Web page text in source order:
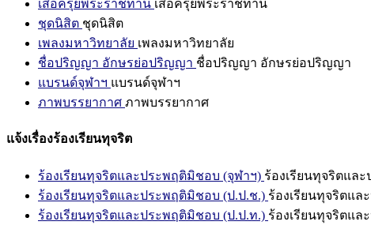
เสื้อครุยพระราชทาน เสื้อครุยพระราชทาน
ชุดนิสิต ชุดนิสิต
เพลงมหาวิทยาลัย เพลงมหาวิทยาลัย
ชื่อปริญญา อักษรย่อปริญญา ชื่อปริญญา อักษรย่อปริญญา
แบรนด์จุฬาฯ แบรนด์จุฬาฯ
ภาพบรรยากาศ ภาพบรรยากาศ
แจ้งเรื่องร้องเรียนทุจริต
ร้องเรียนทุจริตและประพฤติมิชอบ (จุฬาฯ) ร้องเรียนทุจริตแล
ร้องเรียนทุจริตและประพฤติมิชอบ (ป.ป.ช.) ร้องเรียนทุจริตแล
ร้องเรียนทุจริตและประพฤติมิชอบ (ป.ป.ท.) ร้องเรียนทุจริตแล